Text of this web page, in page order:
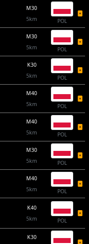
M30
5km
POL
M30
5km
POL
K30
5km
POL
M40
5km
POL
M40
5km
POL
M30
5km
POL
M40
5km
POL
K40
5km
POL
K30